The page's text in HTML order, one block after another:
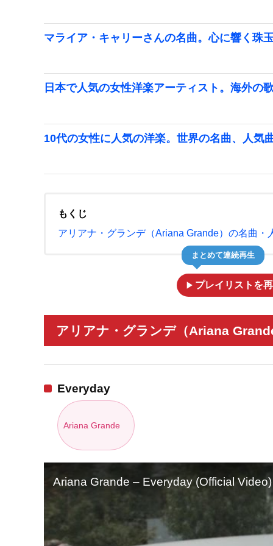
マライア・キャリーさんの名曲。心に響く珠
日本で人気の女性洋楽アーティスト。海外の
10代の女性に人気の洋楽。世界の名曲、人気
もくじ
アリアナ・グランデ（Ariana Grande）の名曲・
play_arrow プレイリストを
まとめて連続再生
アリアナ・グランデ（Ariana
Everyday
Ariana Grande
Ariana Grande – Everyday (Official